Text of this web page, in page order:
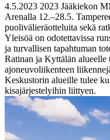
4.5.2023 2023 Jääkiekon
Arenalla 12.–28.5.
puolivälieräotteluita sekä
Yleisöä on odotettavissa
ja turvallisen tapahtuman
Ratinan ja Kyttälän alueelle
ajoneuvoliikenteen
Keskustorin alueille tulee
kisajärjestelyihin liittyen.